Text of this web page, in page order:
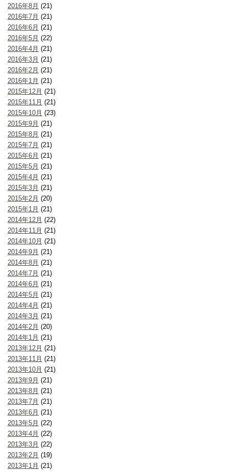
2016年8月 (21)
2016年7月 (21)
2016年6月 (21)
2016年5月 (22)
2016年4月 (21)
2016年3月 (21)
2016年2月 (21)
2016年1月 (21)
2015年12月 (21)
2015年11月 (21)
2015年10月 (23)
2015年9月 (21)
2015年8月 (21)
2015年7月 (21)
2015年6月 (21)
2015年5月 (21)
2015年4月 (21)
2015年3月 (21)
2015年2月 (20)
2015年1月 (21)
2014年12月 (22)
2014年11月 (21)
2014年10月 (21)
2014年9月 (21)
2014年8月 (21)
2014年7月 (21)
2014年6月 (21)
2014年5月 (21)
2014年4月 (21)
2014年3月 (21)
2014年2月 (20)
2014年1月 (21)
2013年12月 (21)
2013年11月 (21)
2013年10月 (21)
2013年9月 (21)
2013年8月 (21)
2013年7月 (21)
2013年6月 (21)
2013年5月 (22)
2013年4月 (22)
2013年3月 (22)
2013年2月 (19)
2013年1月 (21)